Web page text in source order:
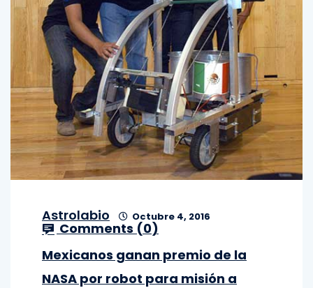
Astrolabio Octubre 4, 2016
Comments (0)
Mexicanos ganan premio de la
NASA por robot para misión a